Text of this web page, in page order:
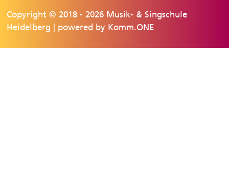
Copyright © 2018 - 2026 Musik- & Singschule
Heidelberg | powered by Komm.ONE